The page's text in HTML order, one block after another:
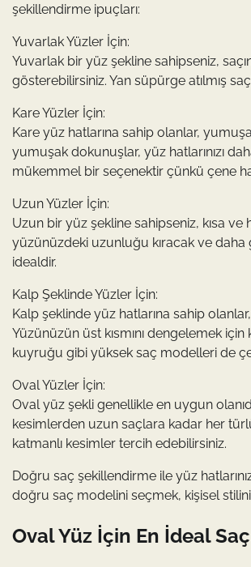
şekillendirme ipuçları:
Yuvarlak Yüzler İçin:
Yuvarlak bir yüz şekline sahipseniz,
gösterebilirsiniz. Yan süpürge atılmış
Kare Yüzler İçin:
Kare yüz hatlarına sahip olanlar,
yumuşak dokunuşlar, yüz hatlarınızı
mükemmel bir seçenektir çünkü çene
Uzun Yüzler İçin:
Uzun bir yüz şekline sahipseniz, kısa
yüzünüzdeki uzunluğu kıracak ve
idealdir.
Kalp Şeklinde Yüzler İçin:
Kalp şeklinde yüz hatlarına sahip
Yüzünüzün üst kısmını dengelemek
kuyruğu gibi yüksek saç modelleri de
Oval Yüzler İçin:
Oval yüz şekli genellikle en uygun
kesimlerden uzun saçlara kadar her
katmanlı kesimler tercih edebilirsiniz.
Doğru saç şekillendirme ile yüz
doğru saç modelini seçmek, kişisel
Oval Yüz İçin En İdeal